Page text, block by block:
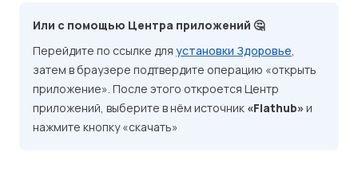
Или с помощью Центра приложений 🤔
Перейдите по ссылке для установки Здоровье,
затем в браузере подтвердите операцию «открыть
приложение». После этого откроется Центр
приложений, выберите в нём источник «Flathub» и
нажмите кнопку «скачать»